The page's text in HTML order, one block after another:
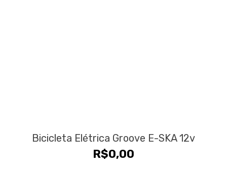
Bicicleta Elétrica Groove E-SKA 12v
R$0,00